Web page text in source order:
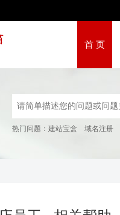
首 页
热门问题： 建站宝盒 域名注册